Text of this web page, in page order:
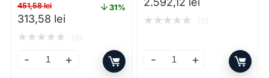
451,58lei
Prețul inițial a fost: 451,58 lei.
313,58 leiPrețul curent este: 313,58 lei.
31%
★★★★★
Access point Ubiquiti Nano Station LOCO5AC; MIMO
★★★★★
Router Ubiquiti UniFi